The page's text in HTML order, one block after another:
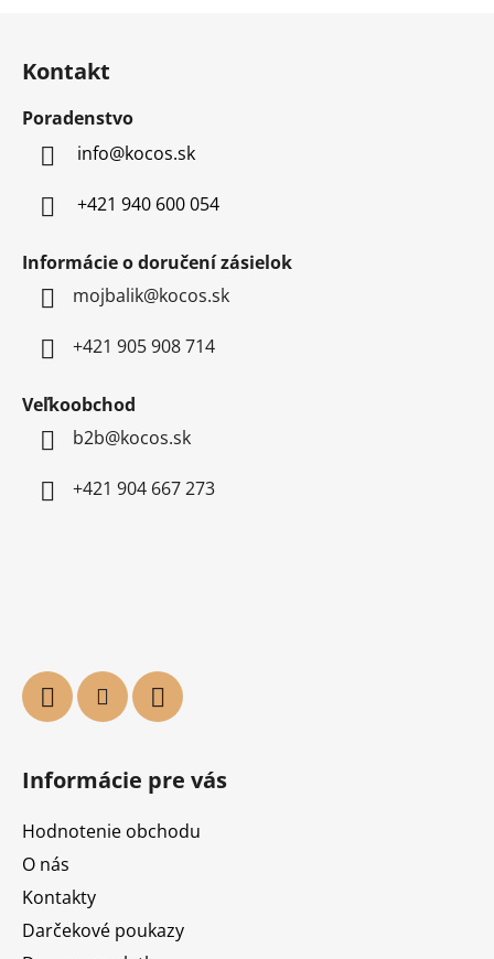
Kontakt
Poradenstvo
info@kocos.sk
+421 940 600 054
Informácie o doručení zásielok
mojbalik@kocos.sk
+421 905 908 714
Veľkoobchod
b2b@kocos.sk
+421 904 667 273
Informácie pre vás
Hodnotenie obchodu
O nás
Kontakty
Darčekové poukazy